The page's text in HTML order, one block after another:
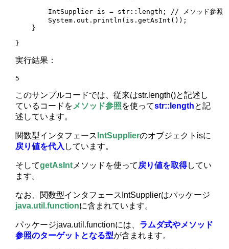
        IntSupplier is = str::length; // メソッド参照
        System.out.println(is.getAsInt());
    }
}
実行結果：
5
このサンプルコードでは、従来はstr.length()と記述し
ているコードを メソッド参照を使ってstr::lengthと記
述しています。
関数型インタフェース IntSupplierのオブジェクトisに
戻り値を代入 しています。
そしてgetAsInt メソッドを使って戻り値を取得してい
ます。
なお、関数型インタフェースIntSupplierはパッケージ
java.util.functionに含まれています。
パッケージjava.util.functionには、 ラムダ式やメソッド
参照のターゲットとなる型が含まれます。